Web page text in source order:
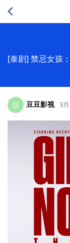
[泰剧] 禁忌女孩
豆 豆豆影视 3